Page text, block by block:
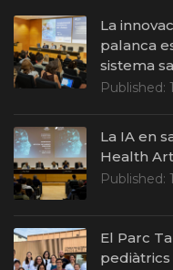
La
palanca
sistema
Published:
La IA en
Health
Published:
El Parc